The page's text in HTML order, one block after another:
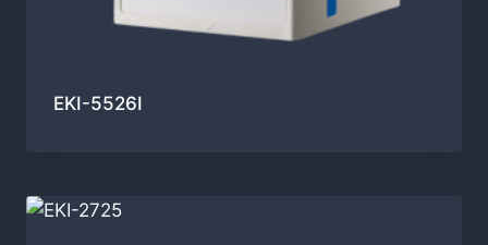
EKI-5526I